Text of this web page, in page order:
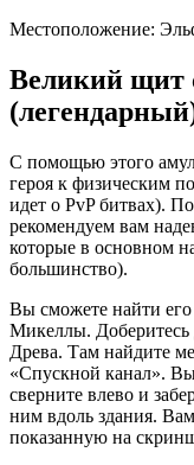
Местоположение:
Великий щит
С помощью этого
героя к физическим
идет о PvP битвах).
рекомендуем вам
которые в основном
большинство).
Вы сможете найти его
Микеллы. Доберитесь
Древа. Там найдите
«Спускной канал».
сверните влево и
ним вдоль здания.
показанную на